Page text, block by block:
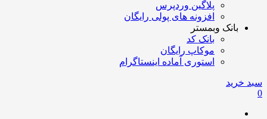
پلاگین وردپرس
افزونه های پولی رایگان
بانک وبمستر
بانک کد
موکاپ رایگان
استوری آماده اینستاگرام
سبد خرید
0